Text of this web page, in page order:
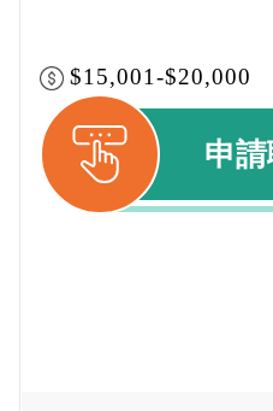
$15,001-$20,000
申